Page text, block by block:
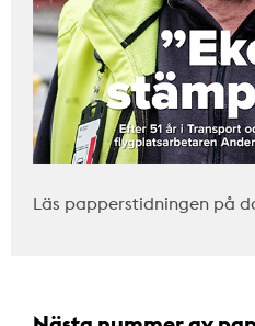
Läs papperstidningen på